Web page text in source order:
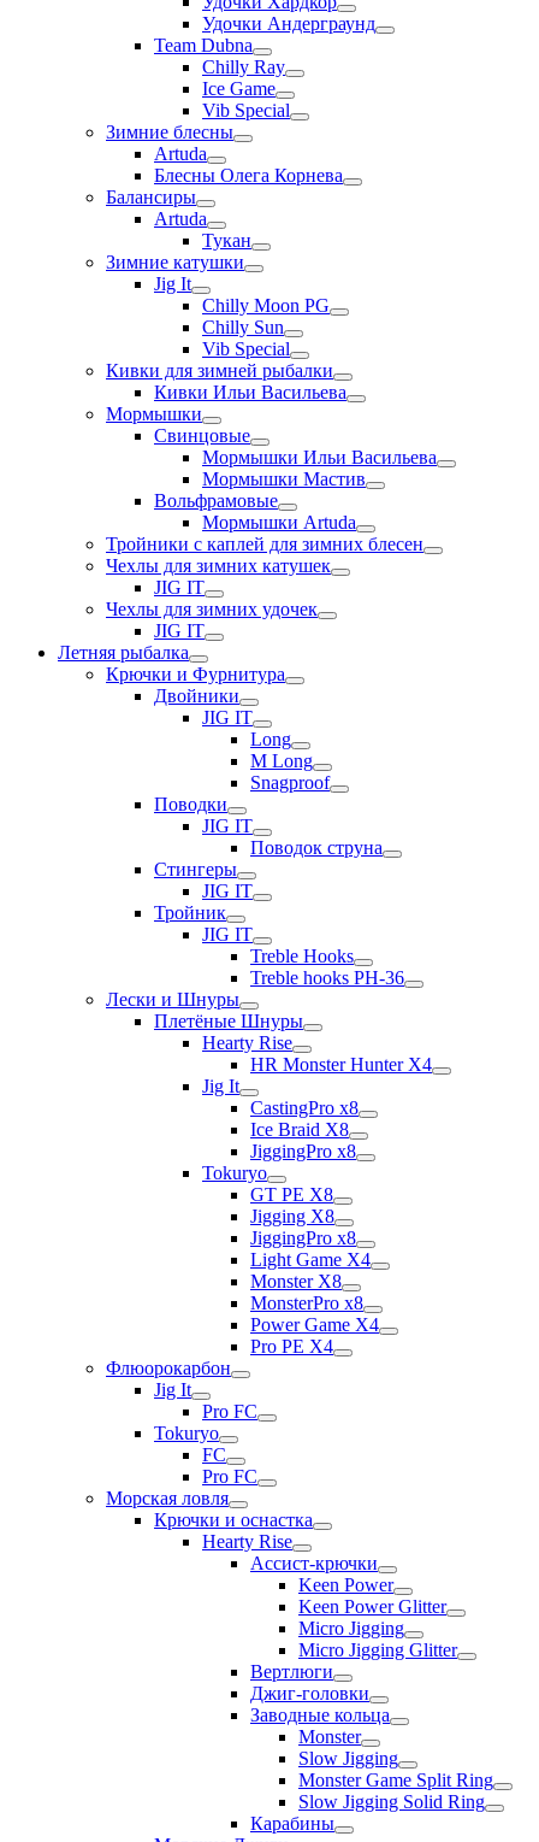
Удочки Андерграунд
Team Dubna
Chilly Ray
Ice Game
Vib Special
Зимние блесны
Artuda
Блесны Олега Корнева
Балансиры
Artuda
Тукан
Зимние катушки
Jig It
Chilly Moon PG
Chilly Sun
Vib Special
Кивки для зимней рыбалки
Кивки Ильи Васильева
Мормышки
Свинцовые
Мормышки Ильи Васильева
Мормышки Мастив
Вольфрамовые
Мормышки Artuda
Тройники с каплей для зимних блесен
Чехлы для зимних катушек
JIG IT
Чехлы для зимних удочек
JIG IT
Летняя рыбалка
Крючки и Фурнитура
Двойники
JIG IT
Long
M Long
Snagproof
Поводки
JIG IT
Поводок струна
Стингеры
JIG IT
Тройник
JIG IT
Treble Hooks
Treble hooks PH-36
Лески и Шнуры
Плетёные Шнуры
Hearty Rise
HR Monster Hunter X4
Jig It
CastingPro x8
Ice Braid X8
JiggingPro x8
Tokuryo
GT PE X8
Jigging X8
JiggingPro x8
Light Game X4
Monster X8
MonsterPro x8
Power Game X4
Pro PE X4
Флюорокарбон
Jig It
Pro FC
Tokuryo
FC
Pro FC
Морская ловля
Крючки и оснастка
Hearty Rise
Ассист-крючки
Keen Power
Keen Power Glitter
Micro Jigging
Micro Jigging Glitter
Вертлюги
Джиг-головки
Заводные кольца
Monster
Slow Jigging
Monster Game Split Ring
Slow Jigging Solid Ring
Карабины